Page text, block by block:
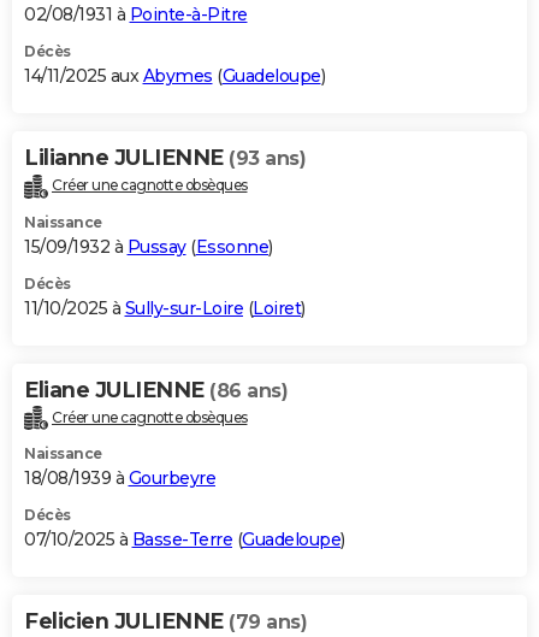
02/08/1931 à Pointe-à-Pitre
Décès
14/11/2025 auxAbymes (Guadeloupe)
Lilianne JULIENNE (93 ans)
Créer une cagnotte obsèques
Naissance
15/09/1932 à Pussay(Essonne)
Décès
11/10/2025 à Sully-sur-Loire (Loiret)
Eliane JULIENNE (86 ans)
Créer une cagnotte obsèques
Naissance
18/08/1939 à Gourbeyre
Décès
07/10/2025 à Basse-Terre (Guadeloupe)
Felicien JULIENNE (79 ans)